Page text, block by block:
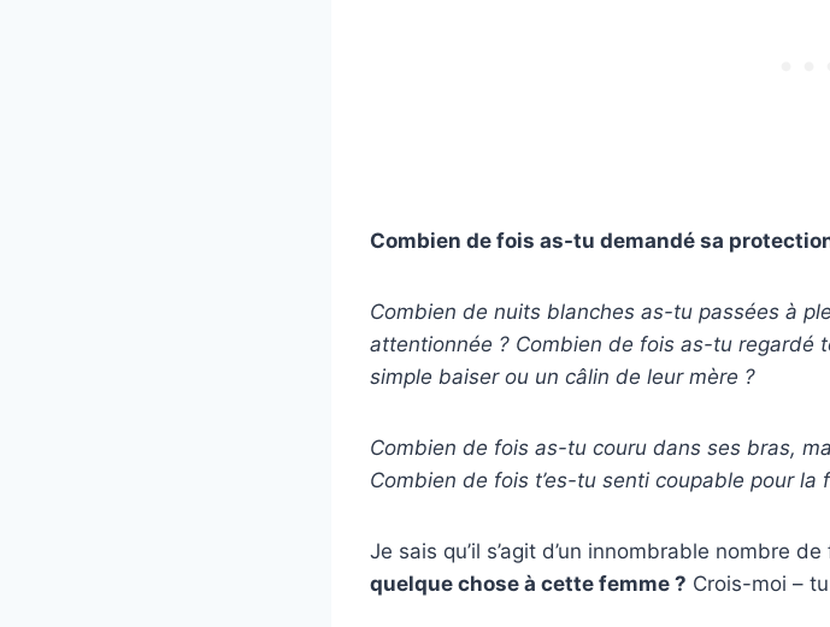
Combien de fois as-tu demandé sa
Combien de nuits blanches as-tu passées à
attentionnée ? Combien de fois as-tu regardé
simple baiser ou un câlin de leur mère ?
Combien de fois as-tu couru dans ses bras,
Combien de fois t’es-tu senti coupable pour
Je sais qu’il s’agit d’un innombrable nombre de
quelque chose à cette femme ? Crois-moi –